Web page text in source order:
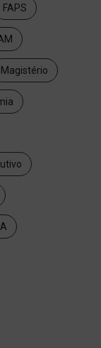
FAPS
Magistério